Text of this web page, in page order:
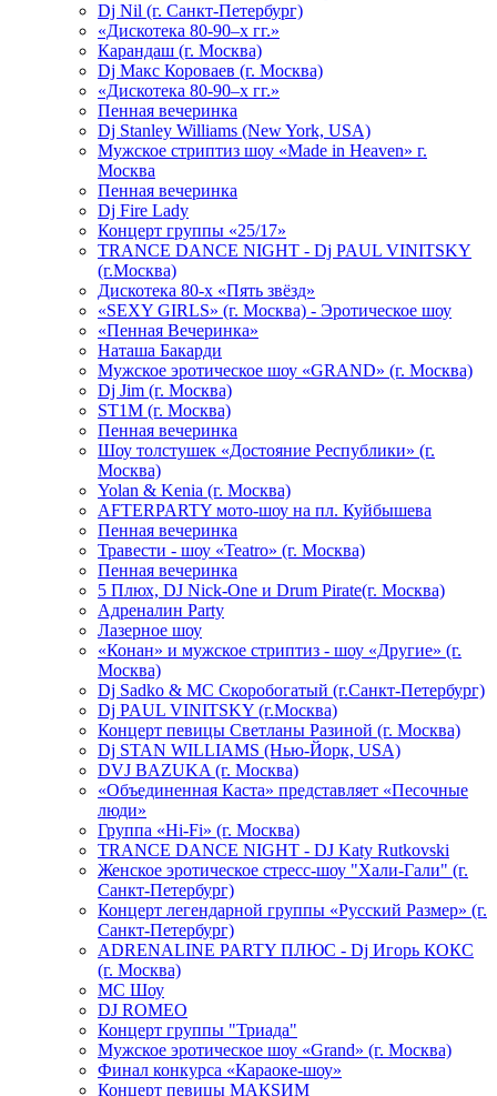
Dj Nil (г. Санкт-Петербург)
«Дискотека 80-90–х гг.»
Карандаш (г. Москва)
Dj Макс Короваев (г. Москва)
«Дискотека 80-90–х гг.»
Пенная вечеринка
Dj Stanley Williams (New York, USA)
Мужское стриптиз шоу «Made in Heaven» г.
Москва
Пенная вечеринка
Dj Fire Lady
Концерт группы «25/17»
TRANCE DANCE NIGHT - Dj PAUL VINITSKY
(г.Москва)
Дискотека 80-х «Пять звёзд»
«SEXY GIRLS» (г. Москва) - Эротическое шоу
«Пенная Вечеринка»
Hаташа Бакарди
Мужское эротическое шоу «GRAND» (г. Москва)
Dj Jim (г. Москва)
ST1M (г. Москва)
Пенная вечеринка
Шоу толстушек «Достояние Республики» (г.
Москва)
Yolan & Kenia (г. Москва)
AFTERPARTY мото-шоу на пл. Куйбышева
Пенная вечеринка
Травести - шоу «Teatro» (г. Москва)
Пенная вечеринка
5 Плюх, DJ Nick-One и Drum Pirate(г. Москва)
Адреналин Party
Лазерное шоу
«Конан» и мужское стриптиз - шоу «Другие» (г.
Москва)
Dj Sadko & МС Скоробогатый (г.Санкт-Петербург)
Dj PAUL VINITSKY (г.Москва)
Концерт певицы Светланы Разиной (г. Москва)
Dj STAN WILLIAMS (Нью-Йорк, USA)
DVJ BAZUKA (г. Москва)
«Объединенная Каста» представляет «Песочные
люди»
Группа «Hi-Fi» (г. Москва)
TRANCE DANCE NIGHT - DJ Katy Rutkovski
Женское эротическое стресс-шоу "Хали-Гали" (г.
Санкт-Петербург)
Концерт легендарной группы «Русский Размер» (г.
Санкт-Петербург)
ADRENALINE PARTY ПЛЮС - Dj Игорь КОКС
(г. Москва)
MC Шоу
DJ ROMEO
Концерт группы "Триада"
Мужское эротическое шоу «Grand» (г. Москва)
Финал конкурса «Караоке-шоу»
Концерт певицы МАКSИМ